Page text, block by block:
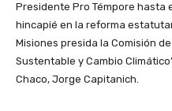
Presidente Pro Témpore hasta
hincapié en la reforma
Misiones presida la Comisión
Sustentable y Cambio
Chaco, Jorge Capitanich.